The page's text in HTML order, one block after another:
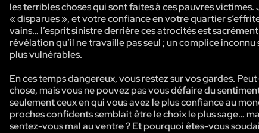
les terribles choses qui sont faites à ces pauvres
« disparues », et votre confiance en votre quartier
vains… l’esprit sinistre derrière ces atrocités est
révélation qu’il ne travaille pas seul ; un complice
plus vulnérables.
En ces temps dangereux, vous restez sur vos gardes.
chose, mais vous ne pouvez pas vous défaire du
seulement ceux en qui vous avez le plus confiance au
proches confidents semblait être le choix le plus sage…
sentez-vous mal au ventre ? Et pourquoi êtes-vous